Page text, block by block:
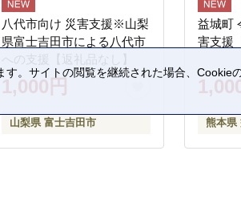
八代市向け 災害支援※山梨
県富士吉田市による八代市
への支援【返礼品なし】
1,000円
山梨県 富士吉田市
益城町
害支援
熊本県
。サイトの閲覧を継続された場合、Cookie